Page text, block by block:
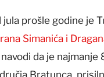
jula prošle godine je
Simanića i
da je